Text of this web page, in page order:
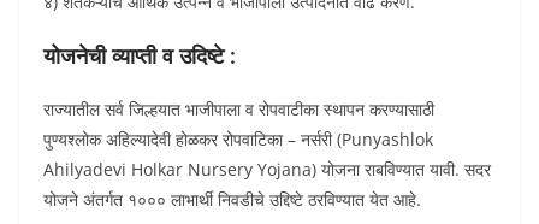
योजनेची व्याप्ती व उदिष्टे :
राज्यातील सर्व जिल्हयात भाजीपाला व रोपवाटीका स्थापन करण्यासाठी
पुण्यश्लोक अहिल्यादेवी होळकर रोपवाटिका – नर्सरी (Punyashlok
Ahilyadevi Holkar Nursery Yojana) योजना राबविण्यात यावी. सदर
योजने अंतर्गत १००० लाभार्थी निवडीचे उद्दिष्टे ठरविण्यात येत आहे.